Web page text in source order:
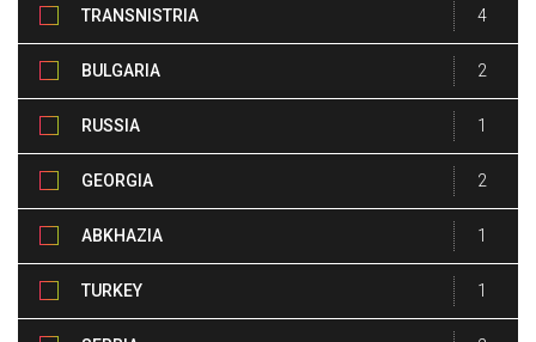
TRANSNISTRIA 4
BULGARIA 2
RUSSIA 1
GEORGIA 2
ABKHAZIA 1
TURKEY 1